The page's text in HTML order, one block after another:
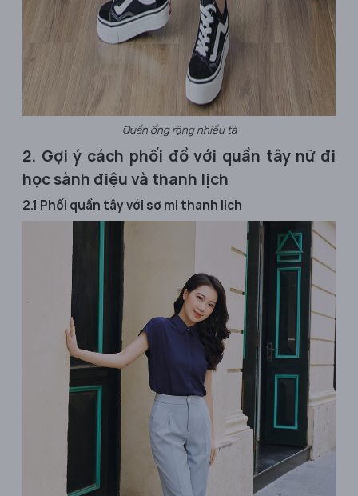
Quần ống rộng nhiều tà
2. Gợi ý cách phối đồ với quần tây nữ đi
học sành điệu và thanh lịch
2.1 Phối quần tây với sơ mi thanh lich